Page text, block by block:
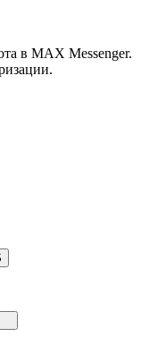
в MAX Messenger.